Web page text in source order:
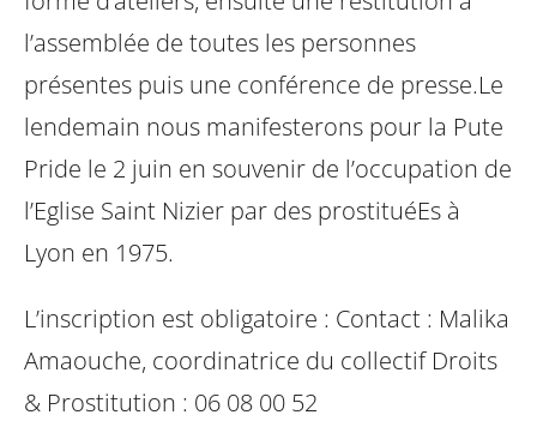
l’assemblée de toutes les personnes
présentes puis une conférence de presse.Le
lendemain nous manifesterons pour la Pute
Pride le 2 juin en souvenir de l’occupation de
l’Eglise Saint Nizier par des prostituéEs à
Lyon en 1975.
L’inscription est obligatoire : Contact : Malika
Amaouche, coordinatrice du collectif Droits
& Prostitution : 06 08 00 52